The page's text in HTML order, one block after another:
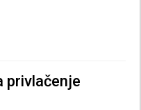
privlačenje